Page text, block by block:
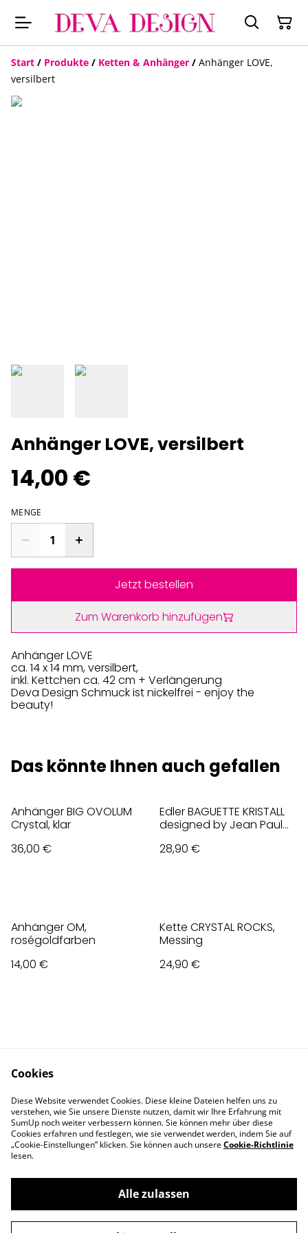
Start / Produkte / Ketten & Anhänger / Anhänger LOVE,
versilbert
Anhänger LOVE, versilbert
14,00 €
MENGE
Jetzt bestellen
Zum Warenkorb hinzufügen
Anhänger LOVE
ca. 14 x 14 mm, versilbert,
inkl. Kettchen ca. 42 cm + Verlängerung
Deva Design Schmuck ist nickelfrei - enjoy the
beauty!
Das könnte Ihnen auch gefallen
Anhänger BIG OVOLUM
Crystal, klar
36,00 €
Edler BAGUETTE KRISTALL
designed by Jean Paul
28,90 €
Anhänger OM,
roségoldfarben
14,00 €
Kette CRYSTAL ROCKS,
Messing
24,90 €
Privacy Policy
Cookie Policy
Impressum
©2026Deva Design - die Schmuckmanufaktur
Cookies
Diese Website verwendet Cookies. Diese kleine Dateien helfen uns zu
verstehen, wie Sie unsere Dienste nutzen, damit wir Ihre Erfahrung mit
SumUp noch weiter verbessern können. Sie können mehr über diese
Cookies erfahren und festlegen, wie sie verwendet werden, indem Sie auf
„Cookie-Einstellungen” klicken. Sie können auch unsereCookie-Richtlinie
lesen.
Alle zulassen